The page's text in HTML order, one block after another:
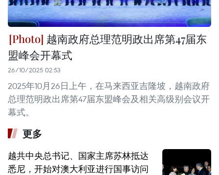
越南政府总理范明政出席第47届东
盟峰会开幕式
26/10/2025 02:53
2025年10月26日上午，在马来西亚吉隆坡，越南政府
总理范明政出席第47届东盟峰会及相关高级别会议开
幕式。
更多
越共中央总书记、国家主席苏林抵达
悉尼，开始对澳大利亚进行国事访问